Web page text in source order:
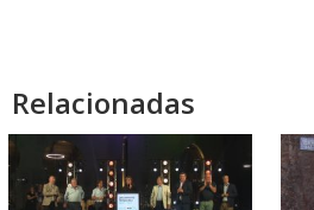
Relacionadas